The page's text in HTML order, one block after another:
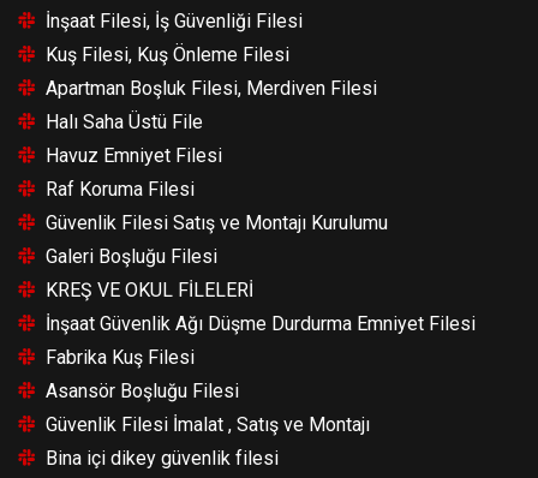
İnşaat Filesi, İş Güvenliği Filesi
Kuş Filesi, Kuş Önleme Filesi
Apartman Boşluk Filesi, Merdiven Filesi
Halı Saha Üstü File
Havuz Emniyet Filesi
Raf Koruma Filesi
Güvenlik Filesi Satış ve Montajı Kurulumu
Galeri Boşluğu Filesi
KREŞ VE OKUL FİLELERİ
İnşaat Güvenlik Ağı Düşme Durdurma Emniyet Filesi
Fabrika Kuş Filesi
Asansör Boşluğu Filesi
Güvenlik Filesi İmalat , Satış ve Montajı
Bina içi dikey güvenlik filesi